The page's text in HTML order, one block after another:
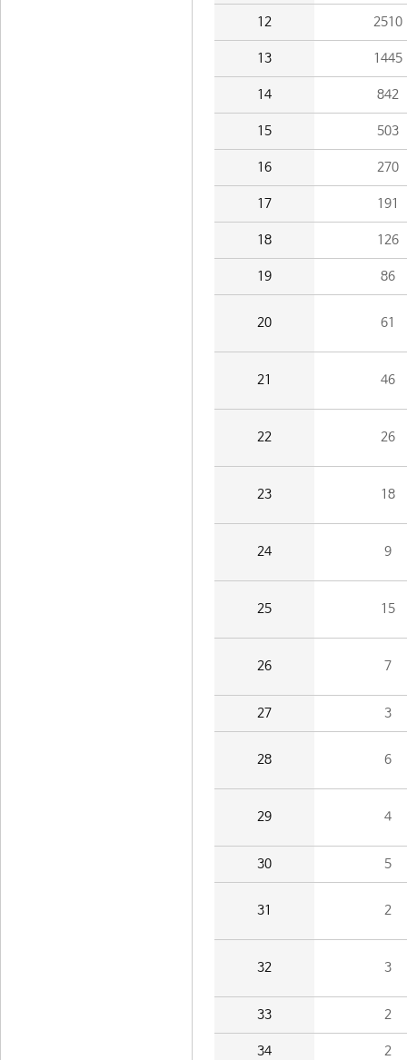
12 2510
13 1445
14 842
15 503
16 270
17 191
18 126
19 86
20 61
21 46
22 26
23 18
24 9
25 15
26 7
27 3
28 6
29 4
30 5
31 2
32 3
33 2
34 2